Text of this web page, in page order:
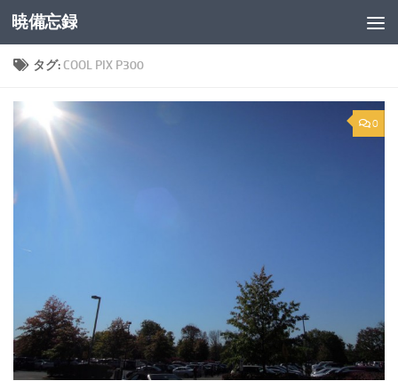
コンテンツへスキップ
暁備忘録
タグ: COOL PIX P300
0